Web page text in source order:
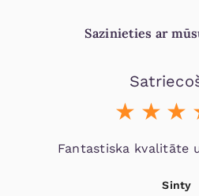
Sazinieties ar
Fantastiska kvalitāte
Sinty